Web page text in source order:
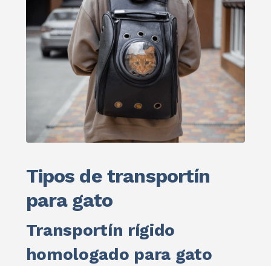
Tipos de transportín
para gato
Transportín rígido
homologado para gato